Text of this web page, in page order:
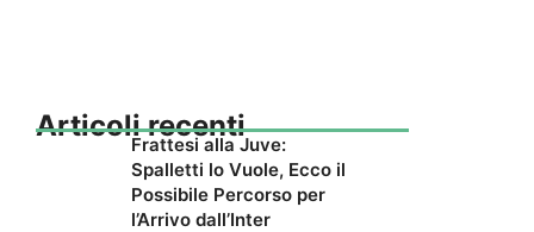
Articoli recenti
Frattesi alla Juve:
Spalletti lo Vuole, Ecco il
Possibile Percorso per
l’Arrivo dall’Inter